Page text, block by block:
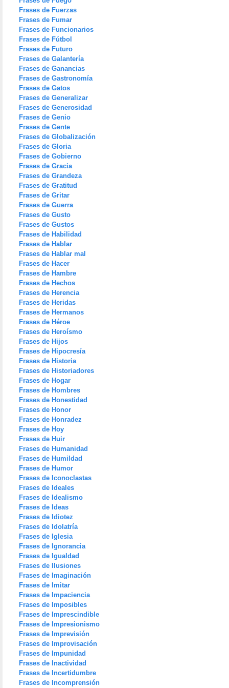
Frases de Fuerzas
Frases de Fumar
Frases de Funcionarios
Frases de Fútbol
Frases de Futuro
Frases de Galantería
Frases de Ganancias
Frases de Gastronomía
Frases de Gatos
Frases de Generalizar
Frases de Generosidad
Frases de Genio
Frases de Gente
Frases de Globalización
Frases de Gloria
Frases de Gobierno
Frases de Gracia
Frases de Grandeza
Frases de Gratitud
Frases de Gritar
Frases de Guerra
Frases de Gusto
Frases de Gustos
Frases de Habilidad
Frases de Hablar
Frases de Hablar mal
Frases de Hacer
Frases de Hambre
Frases de Hechos
Frases de Herencia
Frases de Heridas
Frases de Hermanos
Frases de Héroe
Frases de Heroísmo
Frases de Hijos
Frases de Hipocresía
Frases de Historia
Frases de Historiadores
Frases de Hogar
Frases de Hombres
Frases de Honestidad
Frases de Honor
Frases de Honradez
Frases de Hoy
Frases de Huir
Frases de Humanidad
Frases de Humildad
Frases de Humor
Frases de Iconoclastas
Frases de Ideales
Frases de Idealismo
Frases de Ideas
Frases de Idiotez
Frases de Idolatría
Frases de Iglesia
Frases de Ignorancia
Frases de Igualdad
Frases de Ilusiones
Frases de Imaginación
Frases de Imitar
Frases de Impaciencia
Frases de Imposibles
Frases de Imprescindible
Frases de Impresionismo
Frases de Imprevisión
Frases de Improvisación
Frases de Impunidad
Frases de Inactividad
Frases de Incertidumbre
Frases de Incomprensión